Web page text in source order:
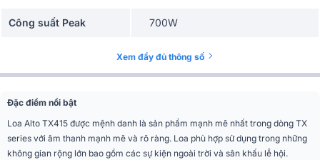
Công suất Peak 700W
75Hz ~20kHz (± 3dB)
đại
Góc phủ âm (Ngang x
Dọc)
90° x 60°
Xem đầy đủ thông số
Đặc điểm nổi bật
Loa Alto TX415 được mệnh danh là sản phẩm mạnh mẽ nhất trong dòng TX
series với âm thanh mạnh mẽ và rõ ràng. Loa phù hợp sử dụng trong những
không gian rộng lớn bao gồm các sự kiện ngoài trời và sân khấu lễ hội.